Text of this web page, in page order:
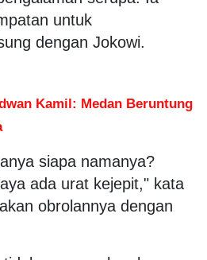
untuk
dengan Jokowi.
Kamil: Medan Beruntung
siapa namanya?
ada urat kejepit," kata
obrolannya dengan